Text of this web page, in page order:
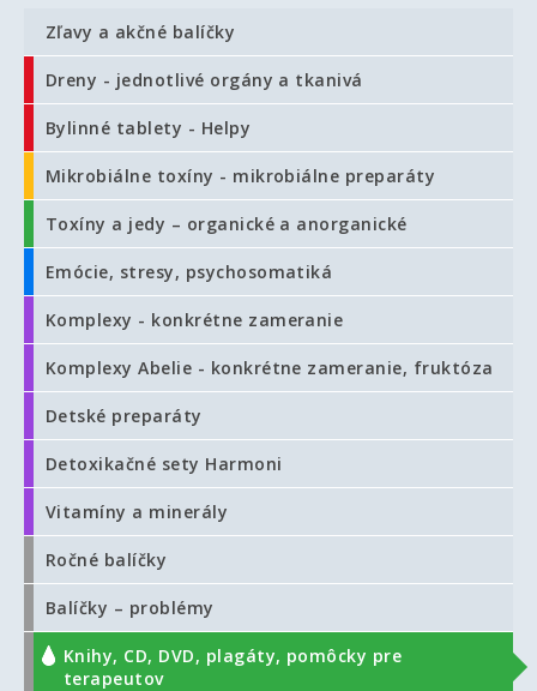
Zľavy a akčné balíčky
Dreny - jednotlivé orgány a tkanivá
Bylinné tablety - Helpy
Mikrobiálne toxíny - mikrobiálne preparáty
Toxíny a jedy – organické a anorganické
Emócie, stresy, psychosomatiká
Komplexy - konkrétne zameranie
Komplexy Abelie - konkrétne zameranie, fruktóza
Detské preparáty
Detoxikačné sety Harmoni
Vitamíny a minerály
Ročné balíčky
Balíčky – problémy
Knihy, CD, DVD, plagáty, pomôcky pre
terapeutov